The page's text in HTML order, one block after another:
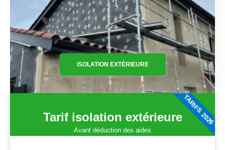
ISOLATION EXTÉRIEURE
Tarif isolation extérieure
Avant déduction des aides
TARIFS 2026